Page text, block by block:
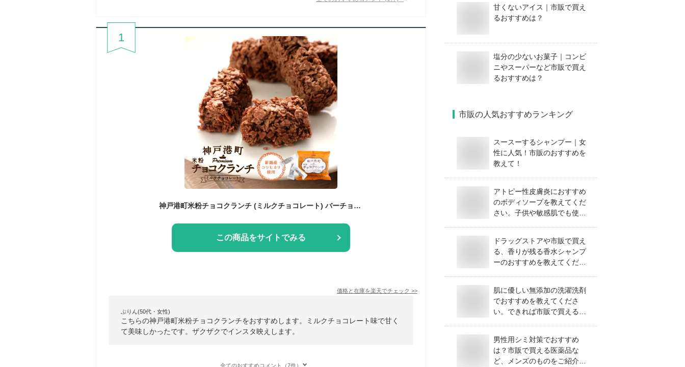
1
神戸港町米粉チョコクランチ (ミルクチョコレート) バーチョコ スイーツ ギフト チョコレート菓子 お取り寄せスイーツ チョコ ユニーク インスタ映え お菓子 チョコレート クランチチョコ おいしい 詰め合わせ 個包装
この商品をサイトでみる
価格と在庫を楽天でチェック >>
ぷりん(50代・女性)
こちらの神戸港町米粉チョコクランチをおすすめします。ミルクチョコレート味で甘く
て美味しかったです。ザクザクでインスタ映えします。
全てのおすすめコメント（7件）
甘くないアイス｜市販で買え
るおすすめは？
塩分の少ないお菓子｜コンビ
ニやスーパーなど市販で買え
るおすすめは？
市販の人気おすすめランキング
スースーするシャンプー｜女
性に人気！市販のおすすめを
教えて！
アトピー性皮膚炎におすすめ
のボディソープを教えてくだ
さい。子供や敏感肌でも使え
ますか？
ドラッグストアや市販で買え
る、香りが残る香水シャンプ
ーのおすすめを教えてくださ
肌に優しい無添加の洗濯洗剤
でおすすめを教えてくださ
い。できれば市販で買えるも
男性用シミ対策でおすすめ
は？市販で買える医薬品な
ど、メンズのものをご紹介く